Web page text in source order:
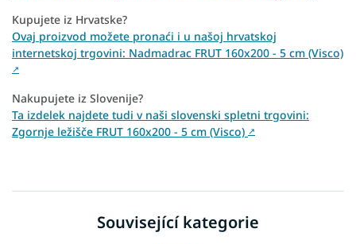
Kupujete iz Hrvatske?
Ovaj proizvod možete pronaći i u našoj hrvatskoj
internetskoj trgovini: Nadmadrac FRUT 160x200 - 5 cm (Visco)
↗
Nakupujete iz Slovenije?
Ta izdelek najdete tudi v naši slovenski spletni trgovini:
Zgornje ležišče FRUT 160x200 - 5 cm (Visco) ↗
Související kategorie